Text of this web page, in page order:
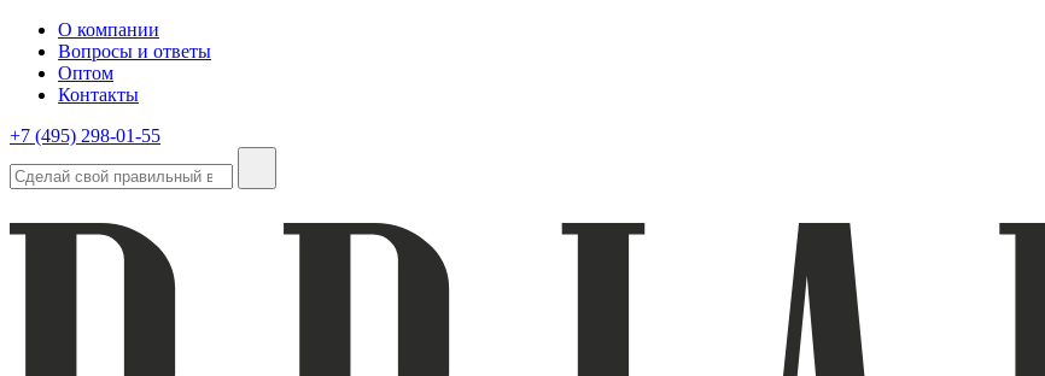
О компании
Вопросы и ответы
Оптом
Контакты
+7 (495) 298-01-55